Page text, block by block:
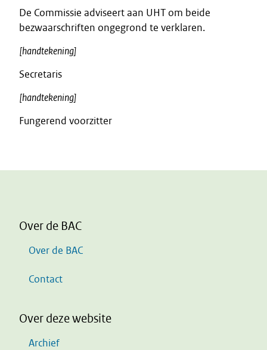
De Commissie adviseert aan UHT om beide
bezwaarschriften ongegrond te verklaren.
[handtekening]
Secretaris
[handtekening]
Fungerend voorzitter
Over de BAC
Over de BAC
Contact
Over deze website
Archief